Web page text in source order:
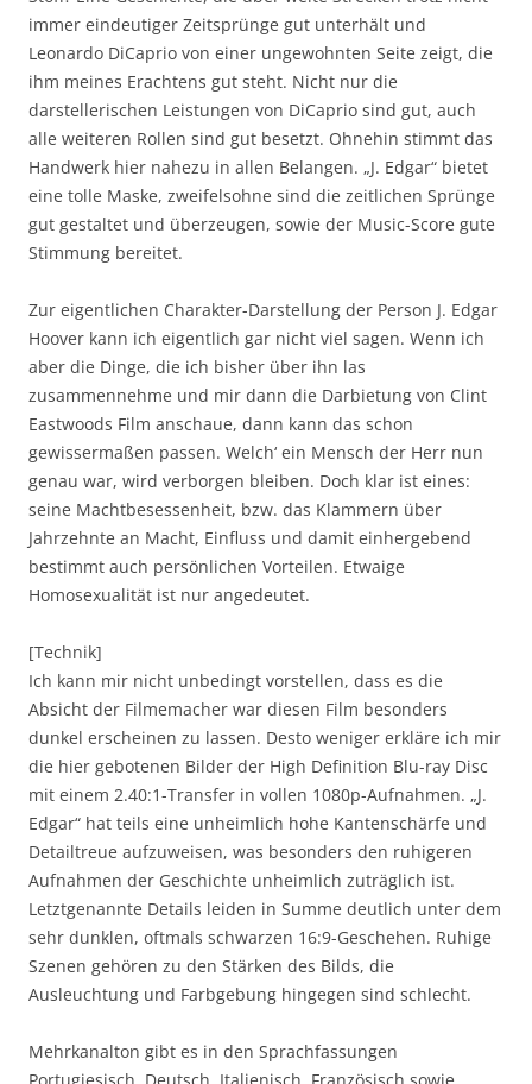
immer eindeutiger Zeitsprünge gut unterhält und
Leonardo DiCaprio von einer ungewohnten Seite zeigt, die
ihm meines Erachtens gut steht. Nicht nur die
darstellerischen Leistungen von DiCaprio sind gut, auch
alle weiteren Rollen sind gut besetzt. Ohnehin stimmt das
Handwerk hier nahezu in allen Belangen. „J. Edgar“ bietet
eine tolle Maske, zweifelsohne sind die zeitlichen Sprünge
gut gestaltet und überzeugen, sowie der Music-Score gute
Stimmung bereitet.
Zur eigentlichen Charakter-Darstellung der Person J. Edgar
Hoover kann ich eigentlich gar nicht viel sagen. Wenn ich
aber die Dinge, die ich bisher über ihn las
zusammennehme und mir dann die Darbietung von Clint
Eastwoods Film anschaue, dann kann das schon
gewissermaßen passen. Welch‘ ein Mensch der Herr nun
genau war, wird verborgen bleiben. Doch klar ist eines:
seine Machtbesessenheit, bzw. das Klammern über
Jahrzehnte an Macht, Einfluss und damit einhergebend
bestimmt auch persönlichen Vorteilen. Etwaige
Homosexualität ist nur angedeutet.
[Technik]
Ich kann mir nicht unbedingt vorstellen, dass es die
Absicht der Filmemacher war diesen Film besonders
dunkel erscheinen zu lassen. Desto weniger erkläre ich mir
die hier gebotenen Bilder der High Definition Blu-ray Disc
mit einem 2.40:1-Transfer in vollen 1080p-Aufnahmen. „J.
Edgar“ hat teils eine unheimlich hohe Kantenschärfe und
Detailtreue aufzuweisen, was besonders den ruhigeren
Aufnahmen der Geschichte unheimlich zuträglich ist.
Letztgenannte Details leiden in Summe deutlich unter dem
sehr dunklen, oftmals schwarzen 16:9-Geschehen. Ruhige
Szenen gehören zu den Stärken des Bilds, die
Ausleuchtung und Farbgebung hingegen sind schlecht.
Mehrkanalton gibt es in den Sprachfassungen